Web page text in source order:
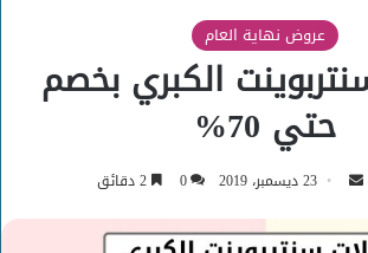
عروض نهاية العام
الكبري بخصم
حتي 70%
أرسل
إلكترونيا
23 ديسمبر، 2019 0 2 دقائق